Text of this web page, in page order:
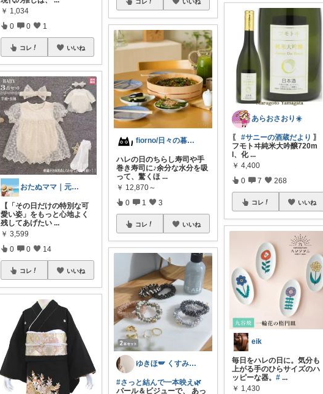
￥ 1,034
0 0 1
コレ いいね
おたぬママ｜元保育士の0〜2歳育児ハック
【「その日だけの特別な可
愛い姿」をもっと心地よく
残してあげたい ...
￥ 3,599
0 0 14
コレ いいね
コレ いいね
fiorno/日々の暮らしに
ハレの日のちらし寿司や手
巻き寿司に♪余分な水分を吸
って、驚くほ ...
￥ 12,870～
0 1 3
コレ いいね
ゆきほ🪽 くすみカラー×小学生ママ
#さっと結んで一本映え🌿
パール＆ビジューで、 あっ
あらおさおり☀️
〖#サニーの酒蔵だより 〗
フモトヰ純米大吟醸720m
l、化 ...
￥ 4,400
0 7 268
コレ いいね
eik
毎日をハレの日に。気分も
上がる手のひらサイズのハ
ッピーな器。# ...
￥ 1,430